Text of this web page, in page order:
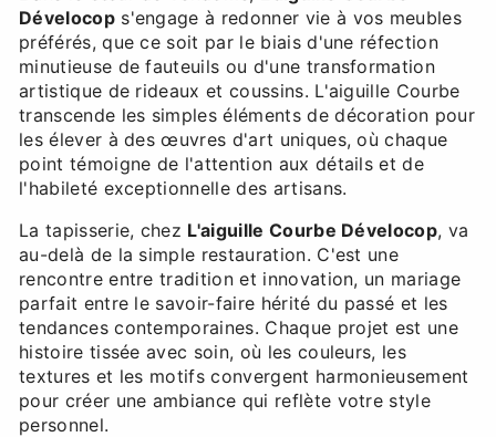
Dévelocops'engage à redonner vie à vos meubles
préférés, que ce soit par le biais d'une réfection
minutieuse de fauteuils ou d'une transformation
artistique de rideaux et coussins. L'aiguille Courbe
transcende les simples éléments de décoration pour
les élever à des œuvres d'art uniques, où chaque
point témoigne de l'attention aux détails et de
l'habileté exceptionnelle des artisans.
La tapisserie, chez L'aiguille Courbe Dévelocop, va
au-delà de la simple restauration. C'est une
rencontre entre tradition et innovation, un mariage
parfait entre le savoir-faire hérité du passé et les
tendances contemporaines. Chaque projet est une
histoire tissée avec soin, où les couleurs, les
textures et les motifs convergent harmonieusement
pour créer une ambiance qui reflète votre style
personnel.